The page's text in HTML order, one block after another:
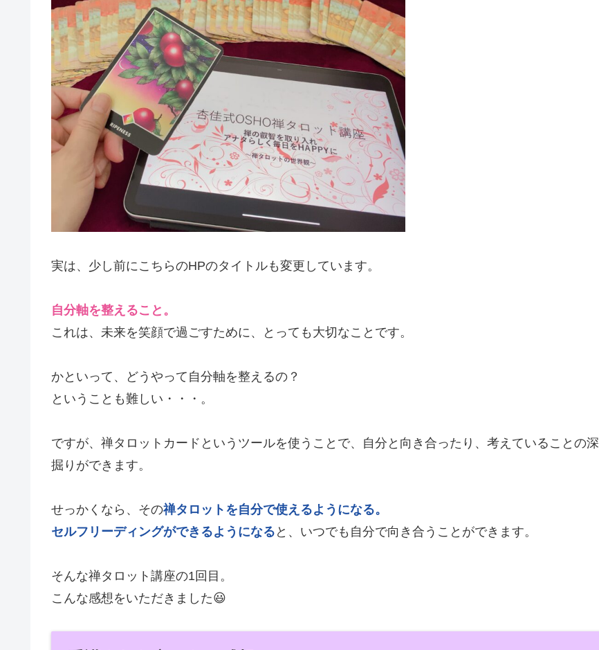
実は、少し前にこちらのHPのタイトルも変更しています。
自分軸を整えること。
これは、未来を笑顔で過ごすために、とっても大切なことです。
かといって、どうやって自分軸を整えるの？
ということも難しい・・・。
ですが、禅タロットカードというツールを使うことで、自分と向き合ったり、考えていることの深
掘りができます。
せっかくなら、その禅タロットを自分で使えるようになる。
セルフリーディングができるようになる と、いつでも自分で向き合うことができます。
そんな禅タロット講座の1回目。
こんな感想をいただきました😃